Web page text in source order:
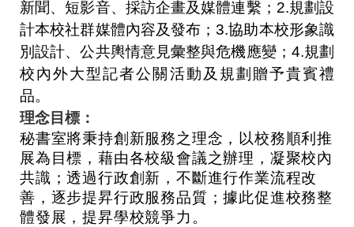
新聞、短影音、採訪企畫及媒體連繫； 2.規劃設
計本校社群媒體內容及發布；3.協助本校形象識
別設計、公共輿情意見彙整與危機應變； 4.規劃
校內外大型記者公關活動及規劃贈予貴賓禮
品。
理念目標：
秘書室將秉持創新服務之理念，以校務順利推
展為目標，藉由各校級會議之辦理，凝聚校內
共識；透過行政創新，不斷進行作業流程改
善，逐步提昇行政服務品質；據此促進校務整
體發展，提昇學校競爭力。